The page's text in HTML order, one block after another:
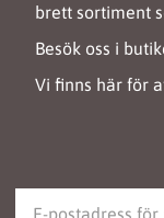
brett sortiment
Besök oss i
Vi finns här för